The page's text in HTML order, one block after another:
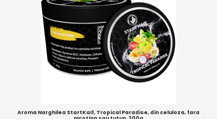
Aroma Narghilea StartKaif, Tropical Paradise, din celuloza, fara